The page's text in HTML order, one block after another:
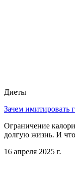
Диеты
Зачем имитировать
Ограничение
долгую жизнь. И
16 апреля 2025 г.